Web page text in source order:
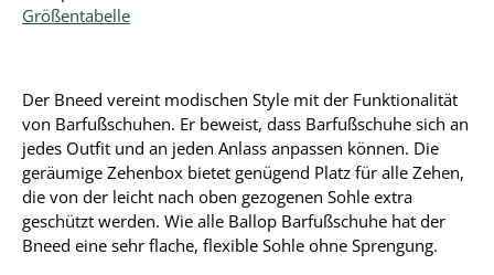
Größentabelle
Der Bneed vereint modischen Style mit der Funktionalität
von Barfußschuhen. Er beweist, dass Barfußschuhe sich an
jedes Outfit und an jeden Anlass anpassen können. Die
geräumige Zehenbox bietet genügend Platz für alle Zehen,
die von der leicht nach oben gezogenen Sohle extra
geschützt werden. Wie alle Ballop Barfußschuhe hat der
Bneed eine sehr flache, flexible Sohle ohne Sprengung.